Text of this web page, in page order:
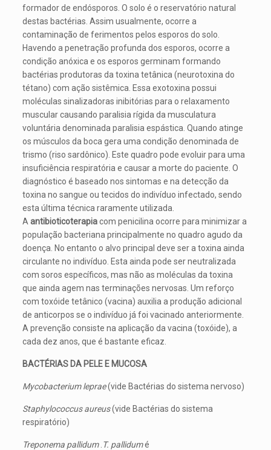
formador de endósporos. O solo é o reservatório natural
destas bactérias. Assim usualmente, ocorre a
contaminação de ferimentos pelos esporos do solo.
Havendo a penetração profunda dos esporos, ocorre a
condição anóxica e os esporos germinam formando
bactérias produtoras da toxina tetânica (neurotoxina do
tétano) com ação sistêmica. Essa exotoxina possui
moléculas sinalizadoras inibitórias para o relaxamento
muscular causando paralisia rígida da musculatura
voluntária denominada paralisia espástica. Quando atinge
os músculos da boca gera uma condição denominada de
trismo (riso sardônico). Este quadro pode evoluir para uma
insuficiência respiratória e causar a morte do paciente. O
diagnóstico é baseado nos sintomas e na detecção da
toxina no sangue ou tecidos do indivíduo infectado, sendo
esta última técnica raramente utilizada.
Aantibioticoterapiacom penicilina ocorre para minimizar a
população bacteriana principalmente no quadro agudo da
doença. No entanto o alvo principal deve ser a toxina ainda
circulante no indivíduo. Esta ainda pode ser neutralizada
com soros específicos, mas não as moléculas da toxina
que ainda agem nas terminações nervosas. Um reforço
com toxóide tetânico (vacina) auxilia a produção adicional
de anticorpos se o indivíduo já foi vacinado anteriormente.
A prevenção consiste na aplicação da vacina (toxóide), a
cada dez anos, que é bastante eficaz.
BACTÉRIAS DA PELE E MUCOSA
Mycobacterium leprae(vide Bactérias do sistema nervoso)
Staphylococcus aureus(vide Bactérias do sistema
respiratório)
Treponema pallidum. T. pallidumé